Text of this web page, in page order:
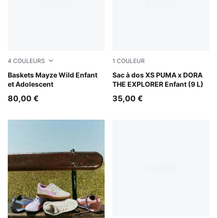
4 COULEURS
Baskets Mayze Wild Enfant
et Adolescent
Rich Cocoa
80,00 €
1 COULEUR
Sac à dos XS PUMA x DORA
THE EXPLORER Enfant (9 L)
Mauve Glow
35,00 €